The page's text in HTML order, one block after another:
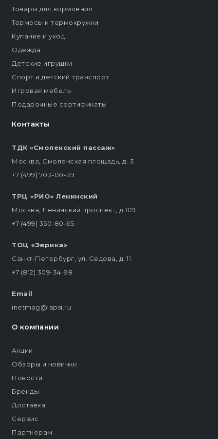
Контакты
ТДК «Смоленский пассаж»
Москва, Смоленская площадь, д. 3
+7 (499) 703-00-39
ТРЦ «РИО» Ленинский
Москва, Ленинский проспект, д.109
+7 (499) 350-80-65
ТОЦ «Эврика»
Санкт-Петербург, ул. Седова, д. 11
+7 (812) 309-34-98
Email
inetmag@lapsi.ru
Товары для кормления
Термосы и термокружки
Купание и уход
Одежда
Детские игрушки
Спорт и детский транспорт
Игровая мебель
Подарочные сертификаты
О компании
Акции
Обзоры и новинки
Новости
Бренды
Доставка
Сервис
Партнерам